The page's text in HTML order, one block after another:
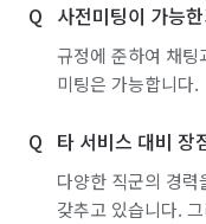
사전미팅이 가능
규정에 준하여 채
미팅은 가능합니다.
타 서비스 대비 장
다양한 직군의 경
갖추고 있습니다.